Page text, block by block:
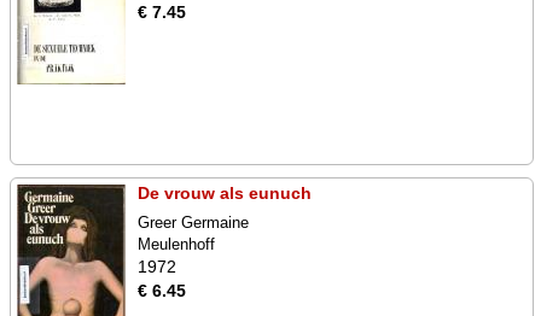
€ 7.45
De vrouw als eunuch
Greer Germaine
Meulenhoff
1972
€ 6.45